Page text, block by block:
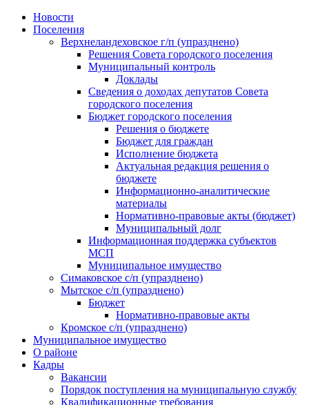
Skip
Новости
Поселения
Верхнеландеховское г/п (упразднено)
Решения Совета городского поселения
Муниципальный контроль
Доклады
Сведения о доходах депутатов Совета
городского поселения
Бюджет городского поселения
Решения о бюджете
Бюджет для граждан
Исполнение бюджета
Актуальная редакция решения о
бюджете
Информационно-аналитические
материалы
Нормативно-правовые акты (бюджет)
Муниципальный долг
Информационная поддержка субъектов
МСП
Муниципальное имущество
Симаковское с/п (упразднено)
Мытское с/п (упразднено)
Бюджет
Нормативно-правовые акты
Кромское с/п (упразднено)
Муниципальное имущество
О районе
Кадры
Вакансии
Порядок поступления на муниципальную службу
Квалификационные требования